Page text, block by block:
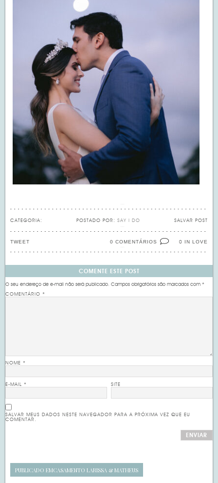
CATEGORIA: SALVAR POST
POSTADO POR: SAY I DO
0 IN LOVE
0 COMENTÁRIOS
TWEET
COMENTE ESTE POST
O seu endereço de e-mail não será publicado. Campos obrigatórios são marcados com*
COMENTÁRIO*
NOME*
E-MAIL* SITE
SALVAR MEUS DADOS NESTE NAVEGADOR PARA A PRÓXIMA VEZ QUE EU
COMENTAR.
PUBLICADO EMCASAMENTO LARISSA & MATHEUS